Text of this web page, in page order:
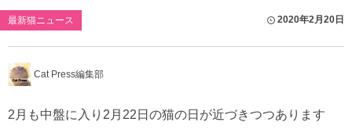
最新猫ニュース 2020年2月20日
Cat Press編集部
2月も中盤に入り2月22日の猫の日が近づきつつあります